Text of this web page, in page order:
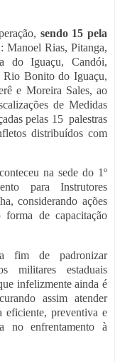
sendo 15 pela
: Manoel Rias, Pitanga,
do Iguaçu, Candói,
Rio Bonito do Iguaçu,
e Moreira Sales, ao
de Medidas
pelas 15 palestras
distribuídos com
na sede do 1º
para Instrutores
considerando ações
forma de capacitação
a fim de padronizar
militares estaduais
infelizmente ainda é
assim atender
eficiente, preventiva e
no enfrentamento à